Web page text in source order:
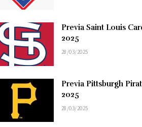
Previa Saint Louis
2025
28/03/2025
Previa Pittsburgh
2025
28/03/2025